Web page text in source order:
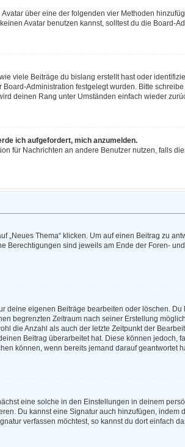
über eine der folgenden vier Methoden
Avatar benutzen kannst, solltest du die Board-
viele Beiträge du bislang erstellt hast oder
Administration festgelegt wurden. Bitte
deinen Rang unter Umständen einfach wieder
ich aufgefordert, mich anzumelden.
für Nachrichten an andere Benutzer nutzen, falls
„Neues Thema“ klicken. Um auf einen Beitrag zu
sind jeweils am Ende der Foren-
deine eigenen Beiträge bearbeiten oder löschen.
begrenzten Zeitraum nach seiner Erstellung
die Anzahl als auch der letzte Zeitpunkt der
Beitrag überarbeitet hat. Diese können
können, wenn bereits jemand darauf geantwortet
eine solche in den Einstellungen in deinem
Du kannst eine Signatur auch hinzufügen,
verfassen möchtest, so kannst du dort einfach